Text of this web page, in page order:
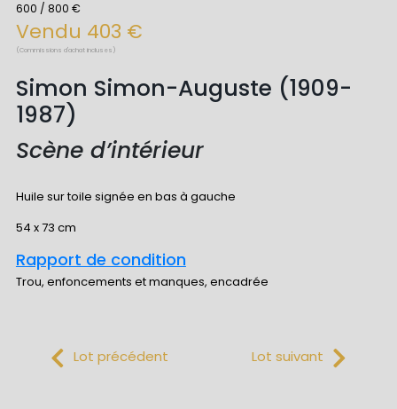
600 / 800 €
Vendu 403 €
(Commissions d'achat incluses)
Simon Simon-Auguste (1909-
1987)
Scène d’intérieur
Huile sur toile signée en bas à gauche
54 x 73 cm
Rapport de condition
Trou, enfoncements et manques, encadrée
Lot précédent Lot suivant